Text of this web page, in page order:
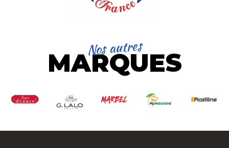
Nos autres
MARQUES